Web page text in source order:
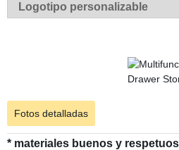
Logotipo personalizable
Fotos detalladas
* materiales buenos y